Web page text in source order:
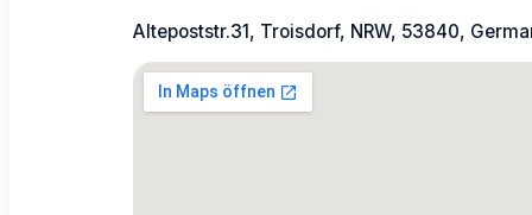
Altepoststr.31, Troisdorf, NRW, 53840,